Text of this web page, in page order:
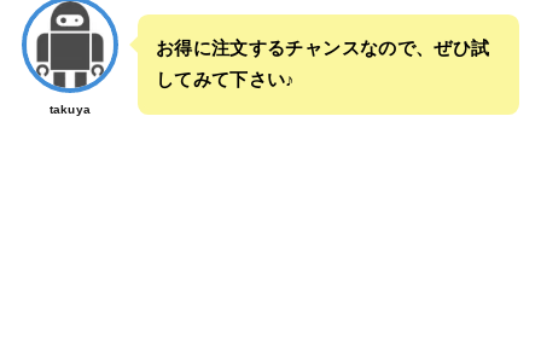
takuya
お得に注文するチャンスなので、ぜひ試
してみて下さい♪